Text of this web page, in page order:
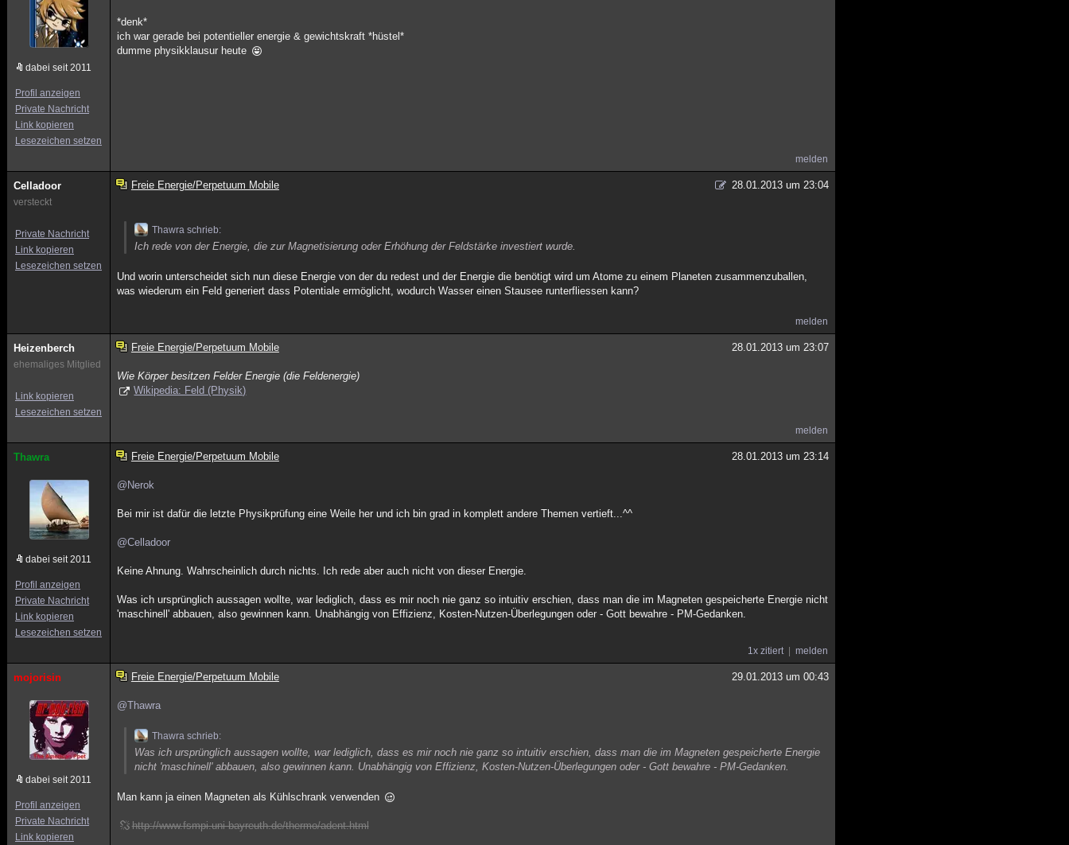
dabei seit 2011
Profil anzeigen
Private Nachricht
Link kopieren
Lesezeichen setzen
*denk*
ich war gerade bei potentieller energie & gewichtskraft *hüstel*
dumme physikklausur heute
melden
Celladoor
versteckt
Private Nachricht
Link kopieren
Lesezeichen setzen
Freie Energie/Perpetuum Mobile 28.01.2013 um 23:04
Thawra schrieb:
Ich rede von der Energie, die zur Magnetisierung oder Erhöhung der Feldstärke investiert wurde.
Und worin unterscheidet sich nun diese Energie von der du redest und der Energie die benötigt wird um Atome zu einem Planeten zusammenzuballen,
was wiederum ein Feld generiert dass Potentiale ermöglicht, wodurch Wasser einen Stausee runterfliessen kann?
melden
Heizenberch
ehemaliges Mitglied
Link kopieren
Lesezeichen setzen
Freie Energie/Perpetuum Mobile 28.01.2013 um 23:07
Wie Körper besitzen Felder Energie (die Feldenergie)
Wikipedia: Feld (Physik)
melden
Thawra
dabei seit 2011
Profil anzeigen
Private Nachricht
Link kopieren
Lesezeichen setzen
Freie Energie/Perpetuum Mobile 28.01.2013 um 23:14
@Nerok
Bei mir ist dafür die letzte Physikprüfung eine Weile her und ich bin grad in komplett andere Themen vertieft...^^
@Celladoor
Keine Ahnung. Wahrscheinlich durch nichts. Ich rede aber auch nicht von dieser Energie.
Was ich ursprünglich aussagen wollte, war lediglich, dass es mir noch nie ganz so intuitiv erschien, dass man die im Magneten gespeicherte Energie nicht
'maschinell' abbauen, also gewinnen kann. Unabhängig von Effizienz, Kosten-Nutzen-Überlegungen oder - Gott bewahre - PM-Gedanken.
1x zitiert melden
mojorisin
dabei seit 2011
Profil anzeigen
Private Nachricht
Link kopieren
Freie Energie/Perpetuum Mobile 29.01.2013 um 00:43
@Thawra
Thawra schrieb:
Was ich ursprünglich aussagen wollte, war lediglich, dass es mir noch nie ganz so intuitiv erschien, dass man die im Magneten gespeicherte Energie
nicht 'maschinell' abbauen, also gewinnen kann. Unabhängig von Effizienz, Kosten-Nutzen-Überlegungen oder - Gott bewahre - PM-Gedanken.
Man kann ja einen Magneten als Kühlschrank verwenden
http://www.fsmpi.uni-bayreuth.de/thermo/adent.html